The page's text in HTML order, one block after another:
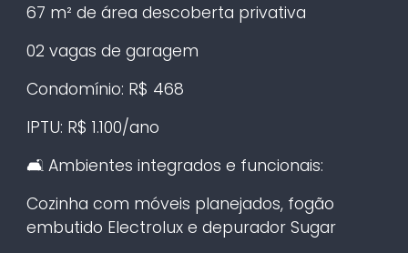
67 m² de área descoberta privativa
02 vagas de garagem
Condomínio: R$ 468
IPTU: R$ 1.100/ano
🛋️ Ambientes integrados e funcionais:
Cozinha com móveis planejados, fogão
embutido Electrolux e depurador Sugar